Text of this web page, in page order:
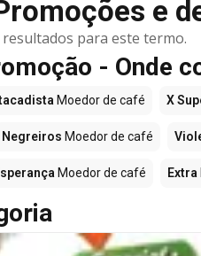
e
para este termo.
- Onde
Moedor de café X
Negreiros Moedor de café
Moedor de café Extra